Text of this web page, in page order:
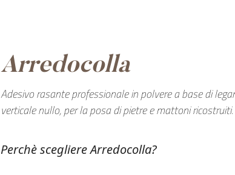
Arredocolla
Adesivo rasante professionale in polvere a base di
verticale nullo, per la posa di pietre e mattoni
Perchè scegliere Arredocolla?